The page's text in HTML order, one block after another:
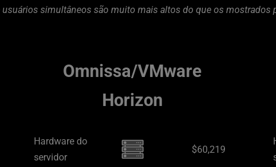
simultâneos são muito mais altos do que os mostrados
Horizon
Hardware do
servidor
$60,219